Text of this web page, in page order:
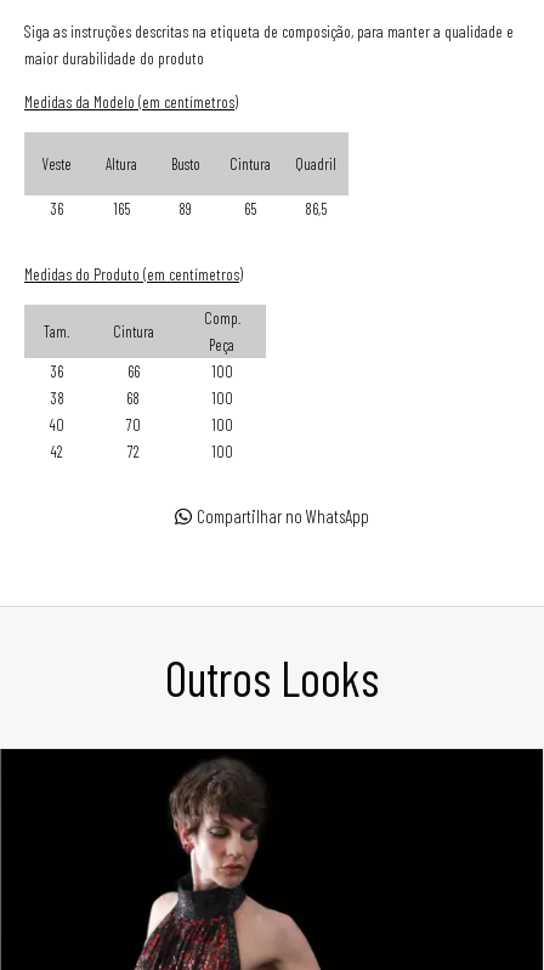
Siga as instruções descritas na etiqueta de composição, para manter a qualidade e
maior durabilidade do produto
Medidas da Modelo (em centímetros)
Veste Altura Busto Cintura Quadril
36 165 89 65 86,5
Medidas do Produto (em centímetros)
Tam. Cintura
Comp.
Peça
36
66
100
38
68
100
40
70
100
42
72 100
Compartilhar no WhatsApp
Outros Looks